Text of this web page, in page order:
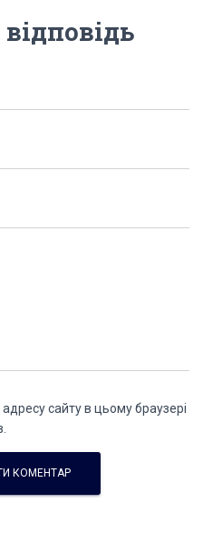
сайту в цьому браузері